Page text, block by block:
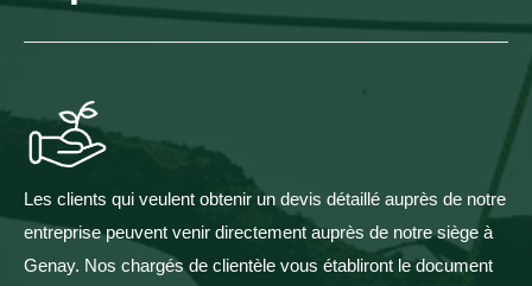
Les clients qui veulent obtenir un devis détaillé auprès de notre
entreprise peuvent venir directement auprès de notre siège à
Genay. Nos chargés de clientèle vous établiront le document